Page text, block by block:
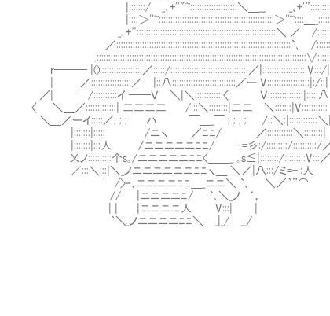
|:::::::/ _､+''"~::::::::::::::::::::＼＿__ _､
|::::＞''~:::::::::::::::::::::::::::::::::::::::::::::::::＞''~::::＿
_､+”:::::::::::::::::::::::::::::::::::::::::::::::::::::::::::＼ ／ /
／::::::::::::::::::::::::::::::::::::::::::::::::::::::::::::::::::::::::::`､ /
r─── |()::::::::::::::::::／:::::/:::::::::::::::::::::::::::::::::／|:::::::::::::::::::V:::/|
| ／:::::::::::::::::／ |::八:::::::::::::::::::::::::::／ー V::::::::::::::::::|:/::|
／| ￣/::::::::::イ ──Ｖ ＼|＼::::::::::::〈 Ｖ
〈 ＼＿／:::::::::::::| 二二二二 /:::＼::::::::|二二 ＼:::::::|V:::::::::::
＼＿／ーイ:::::／; ; ; ハ ￣＿_￣ ; ; ; ; /::＼
|:::::::|::::: /ニヽ＿＿／ﾆﾆ/ ／:::::::::::＼
|:::::::|:::人 /ニニニニニﾆﾆ/ -=彡:/:::::::::/::::::::::/
乂ノ::::::::::个s｡/ニニニニニﾆﾆ〈＿＿_ ｡s≦|::::::::/:::::::::V:::／
∠:::＼:::|＼_ノニニニニニニﾆﾆヽ＿ ＼／|八:::/ミ=-
￣￣ />‐､ニニニニﾆﾆ＿_ニニ＼ `､ ＼／｀¨⌒
// |ニニニニﾆ/ `､＼_ノ ‘，
| | |ニニニニ人 V:::| |
｀＼_ノニニニニﾆﾆ＼＿_|_/＿__/